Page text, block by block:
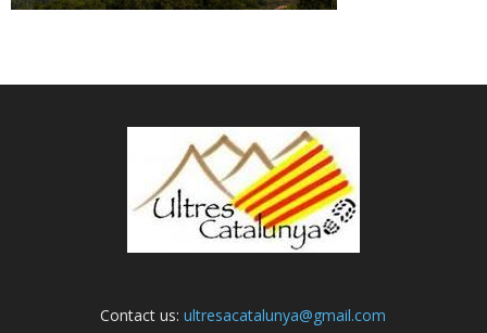
Contact us:ultresacatalunya@gmail.com